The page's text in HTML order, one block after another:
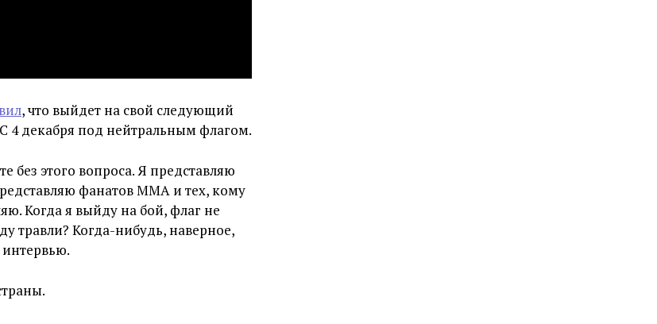
, что выйдет на свой следующий
4 декабря под нейтральным флагом.
без этого вопроса. Я представляю
фанатов ММА и тех, кому
Когда я выйду на бой, флаг не
травли? Когда-нибудь, наверное,